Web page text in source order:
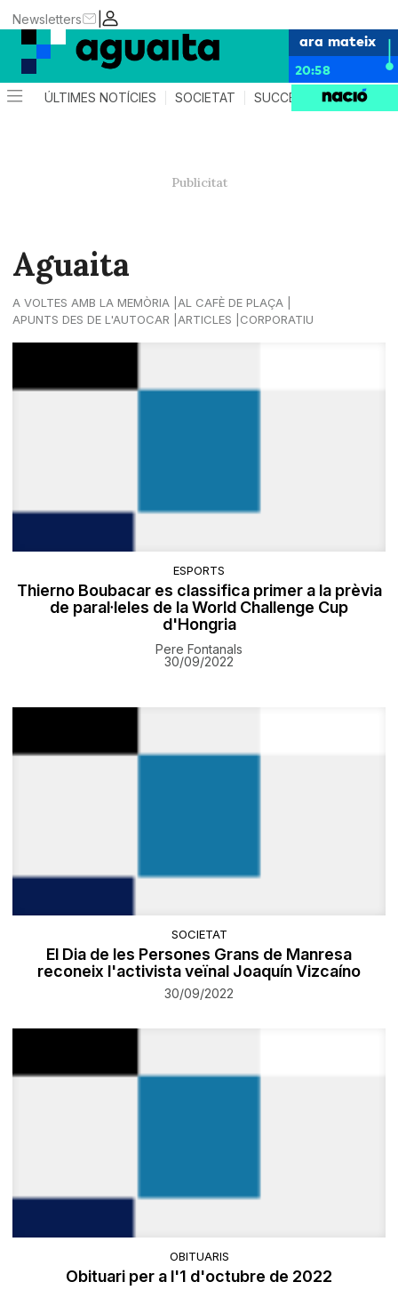
|
Newsletters
ara mateix
20:58
ÚLTIMES NOTÍCIES SOCIETAT SUCCESSOS AGENDA
Aguaita
A VOLTES AMB LA MEMÒRIA
AL CAFÈ DE PLAÇA
APUNTS DES DE L'AUTOCAR
ARTICLES CORPORATIU
ESPORTS
Thierno Boubacar es classifica primer a la prèvia
de paral·leles de la World Challenge Cup
d'Hongria
Pere Fontanals
30/09/2022
SOCIETAT
El Dia de les Persones Grans de Manresa
reconeix l'activista veïnal Joaquín Vizcaíno
30/09/2022
OBITUARIS
Obituari per a l'1 d'octubre de 2022